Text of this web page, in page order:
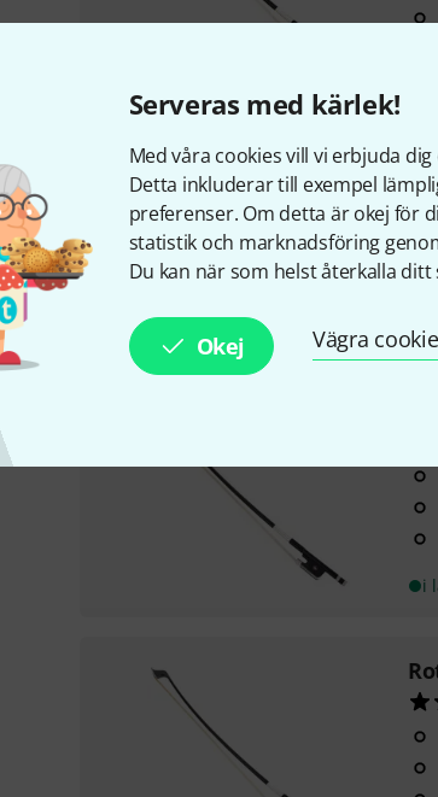
Serveras med kärlek!
Med våra cookies vill vi erbjuda
Detta inkluderar till exempel
preferenser. Om detta är okej för
statistik och marknadsföring
Du kan när som helst återkalla
Okej Vägra i
i